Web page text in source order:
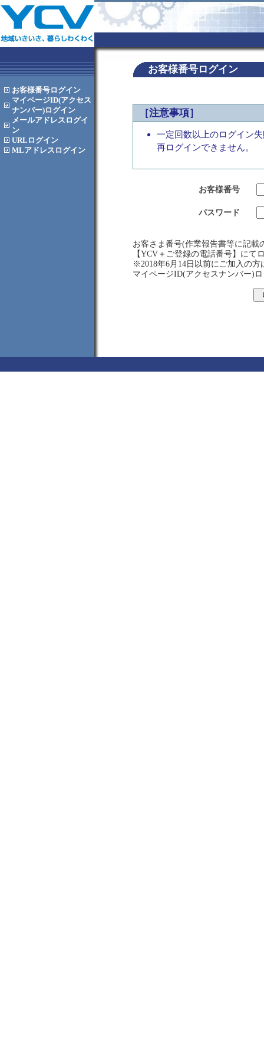
お客様番号ログイン
マイページID(アクセス
ナンバー)ログイン
メールアドレス ログイ
ン
URL ログイン
MLアドレス ログイン
お客様番号ログイン
［注意事項］
一定回数以上のログイン
再ログインできません。
お客様番号
パスワード
お客さま番号(作業報告書等に記載
【YCV＋ご登録の電話番号】にて
※2018年6月14日以前にご加入の
マイページID(アクセスナンバー)